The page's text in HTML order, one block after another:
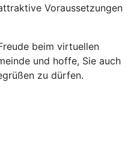
Voraussetzungen
beim virtuellen
und hoffe, Sie auch
zu dürfen.